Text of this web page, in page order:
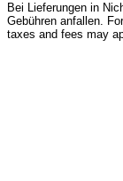
Bei Lieferungen in
Gebühren anfallen.
taxes and fees may